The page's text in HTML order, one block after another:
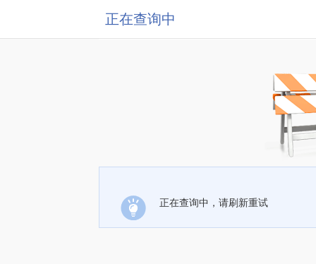
正在查询中
正在查询中，请刷新重试